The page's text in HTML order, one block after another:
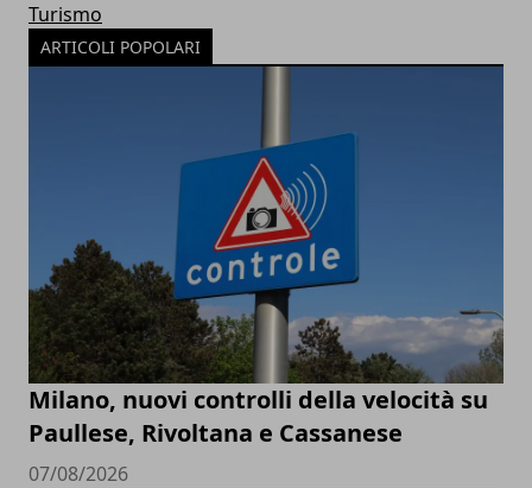
Turismo
ARTICOLI POPOLARI
Milano, nuovi controlli della velocità su
Paullese, Rivoltana e Cassanese
07/08/2026